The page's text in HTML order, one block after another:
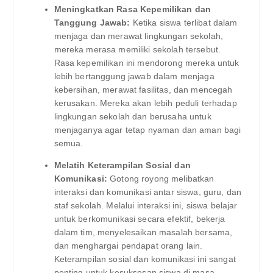
Meningkatkan Rasa Kepemilikan dan
Tanggung Jawab: Ketika siswa terlibat dalam
menjaga dan merawat lingkungan sekolah,
mereka merasa memiliki sekolah tersebut.
Rasa kepemilikan ini mendorong mereka untuk
lebih bertanggung jawab dalam menjaga
kebersihan, merawat fasilitas, dan mencegah
kerusakan. Mereka akan lebih peduli terhadap
lingkungan sekolah dan berusaha untuk
menjaganya agar tetap nyaman dan aman bagi
semua.
Melatih Keterampilan Sosial dan
Komunikasi: Gotong royong melibatkan
interaksi dan komunikasi antar siswa, guru, dan
staf sekolah. Melalui interaksi ini, siswa belajar
untuk berkomunikasi secara efektif, bekerja
dalam tim, menyelesaikan masalah bersama,
dan menghargai pendapat orang lain.
Keterampilan sosial dan komunikasi ini sangat